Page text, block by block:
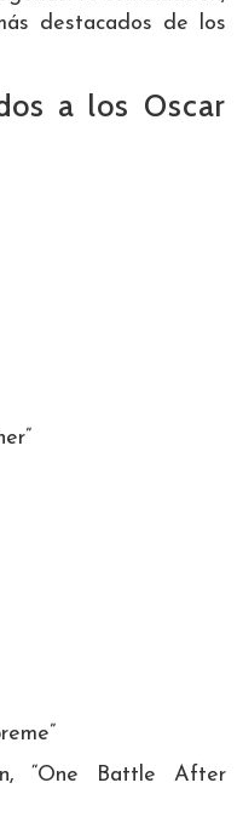
destacados de los
a los Oscar
“One Battle After